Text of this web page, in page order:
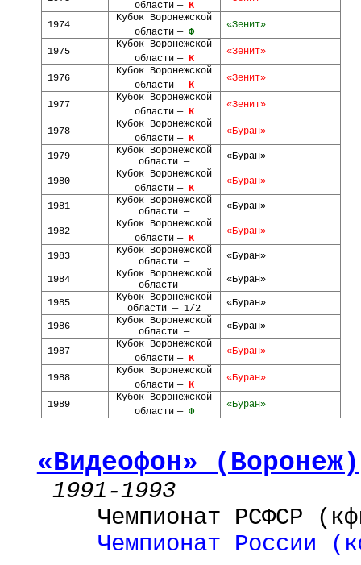
области — К
1974
Кубок Воронежской
области — Ф
«Зенит»
1975
Кубок Воронежской
области — К
«Зенит»
1976
Кубок Воронежской
области — К
«Зенит»
1977
Кубок Воронежской
области — К
«Зенит»
1978
Кубок Воронежской
области — К
«Буран»
1979
Кубок Воронежской
области —
«Буран»
1980
Кубок Воронежской
области — К
«Буран»
1981
Кубок Воронежской
области —
«Буран»
1982
Кубок Воронежской
области — К
«Буран»
1983
Кубок Воронежской
области —
«Буран»
1984
Кубок Воронежской
области —
«Буран»
1985
Кубок Воронежской
области — 1/2
«Буран»
1986
Кубок Воронежской
области —
«Буран»
1987
Кубок Воронежской
области — К
«Буран»
1988
Кубок Воронежской
области — К
«Буран»
1989
Кубок Воронежской
области — Ф
«Буран»
«Видеофон» (Воронеж)
1991-1993
Чемпионат РСФСР
Чемпионат России